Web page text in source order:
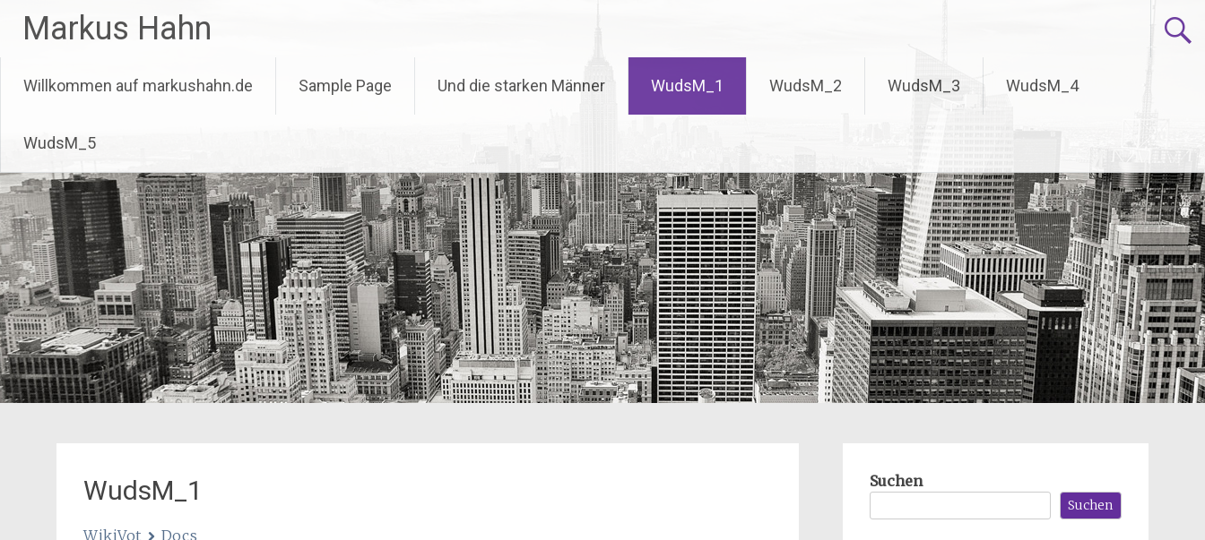
Inhalt
springen
Markus Hahn
Willkommen auf markushahn.de Sample Page Und die starken Männer WudsM_1 WudsM_2 WudsM_3 WudsM_4
WudsM_5
WudsM_1
WikiVot Docs
Suchen
Suchen